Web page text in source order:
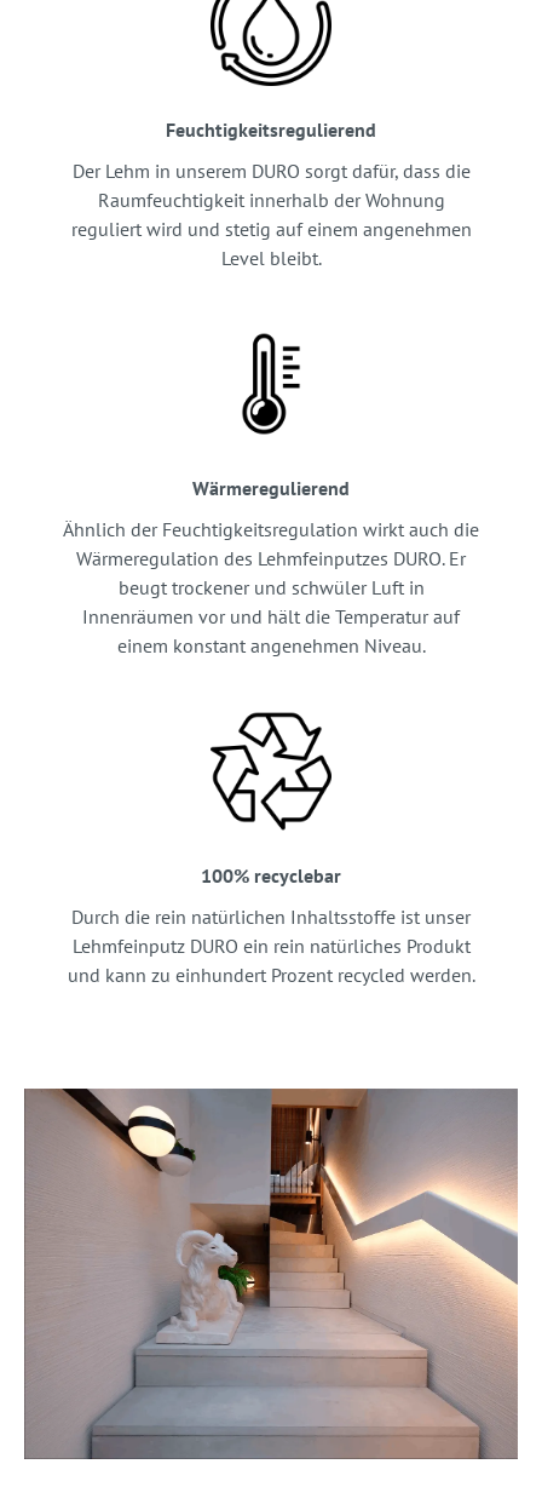
Feuchtigkeitsregulierend
Der Lehm in unserem DURO sorgt dafür, dass die
Raumfeuchtigkeit innerhalb der Wohnung
reguliert wird und stetig auf einem angenehmen
Level bleibt.
Wärmeregulierend
Ähnlich der Feuchtigkeitsregulation wirkt auch die
Wärmeregulation des Lehmfeinputzes DURO. Er
beugt trockener und schwüler Luft in
Innenräumen vor und hält die Temperatur auf
einem konstant angenehmen Niveau.
100% recyclebar
Durch die rein natürlichen Inhaltsstoffe ist unser
Lehmfeinputz DURO ein rein natürliches Produkt
und kann zu einhundert Prozent recycled werden.